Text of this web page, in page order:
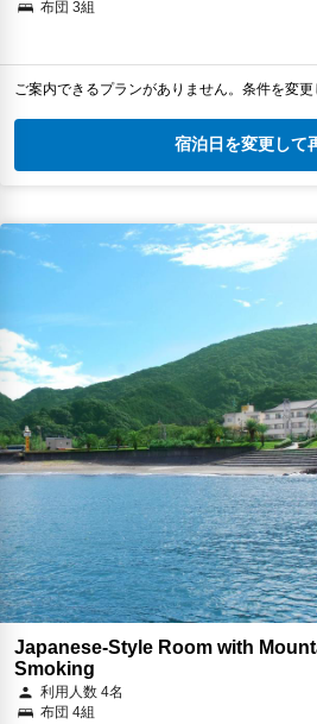
布団 3組
ご案内できるプランがありません。条件を変更
宿泊日を変更して
Japanese-Style Room with
Smoking
利用人数 4名
布団 4組